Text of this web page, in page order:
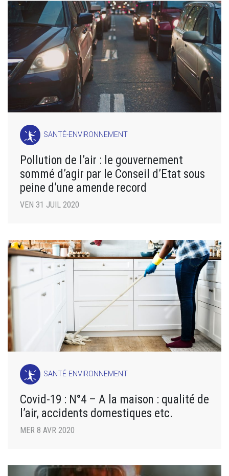
SANTÉ-ENVIRONNEMENT
Pollution de l’air : le gouvernement
sommé d’agir par le Conseil d’Etat sous
peine d’une amende record
VEN 31 JUIL 2020
SANTÉ-ENVIRONNEMENT
Covid-19 : N°4 – A la maison : qualité de
l’air, accidents domestiques etc.
MER 8 AVR 2020